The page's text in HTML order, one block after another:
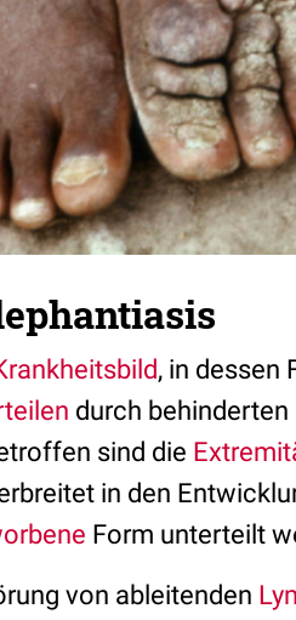
, in dessen
durch behinderten
sind die
in den
Form unterteilt
von ableitenden